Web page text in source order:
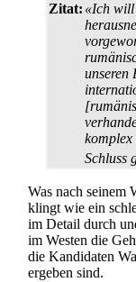
Zitat: «Ich will
unseren
komplex
Schluss
Was nach seinem
klingt wie ein
im Detail durch
im Westen die
die Kandidaten
ergeben sind.